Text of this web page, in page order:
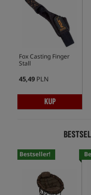
Fox Casting Finger
Stall
45,49 PLN
KUP
Bestseller!